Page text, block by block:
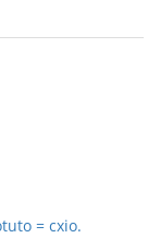
= cxio.